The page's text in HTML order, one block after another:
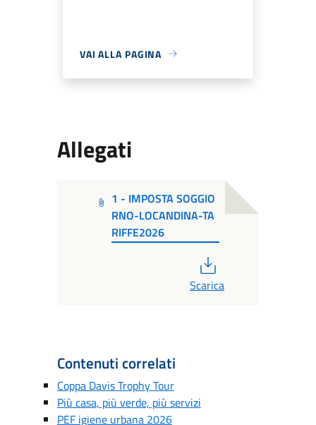
VAI ALLA PAGINA
Allegati
1 - IMPOSTA SOGGIO
RNO-LOCANDINA-TA
RIFFE2026
Scarica
Contenuti correlati
Coppa Davis Trophy Tour
Più casa, più verde, più servizi
PEF igiene urbana 2026